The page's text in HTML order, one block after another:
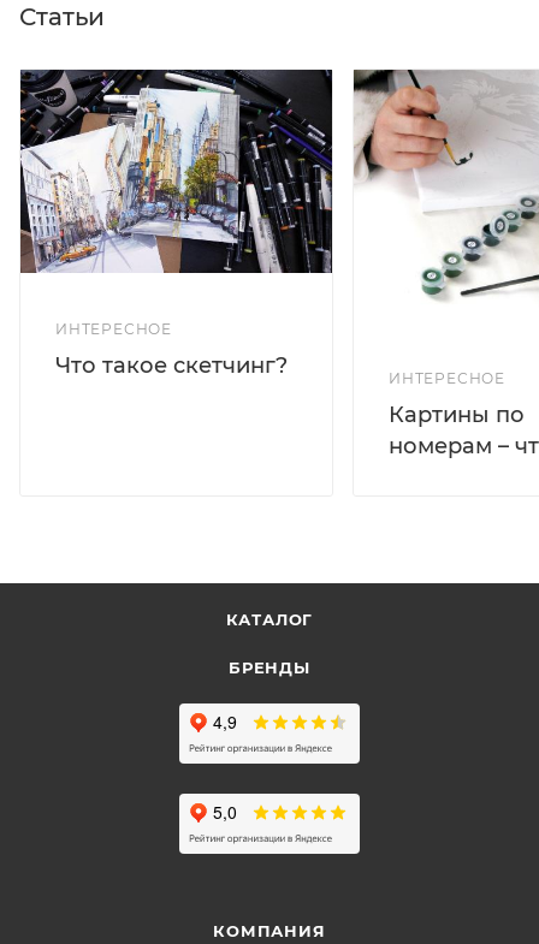
Статьи
ИНТЕРЕСНОЕ
Что такое скетчинг?
ИНТЕРЕСНОЕ
Картины по
номерам –
КАТАЛОГ
БРЕНДЫ
КОМПАНИЯ